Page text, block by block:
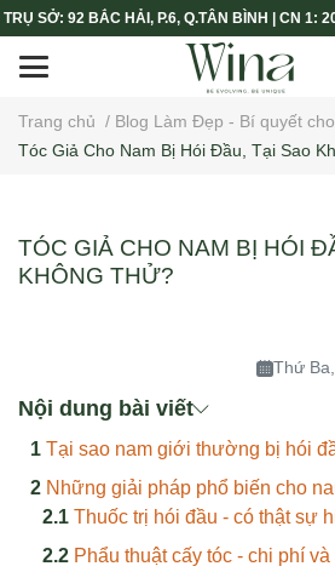
TRỤ SỞ: 92 BẮC HẢI, P.6, Q.TÂN BÌNH | CN 1:
Trang chủ / Blog Làm Đẹp - Bí quyết
Tóc Giả Cho Nam Bị Hói Đầu, Tại Sao
TÓC GIẢ CHO NAM BỊ HÓI
KHÔNG THỬ?
Thứ
Nội dung bài viết
Tại sao nam giới thường bị hói
Những giải pháp phổ biến cho
Thuốc trị hói đầu - có thật sự
Phẩu thuật cấy tóc - chi phí